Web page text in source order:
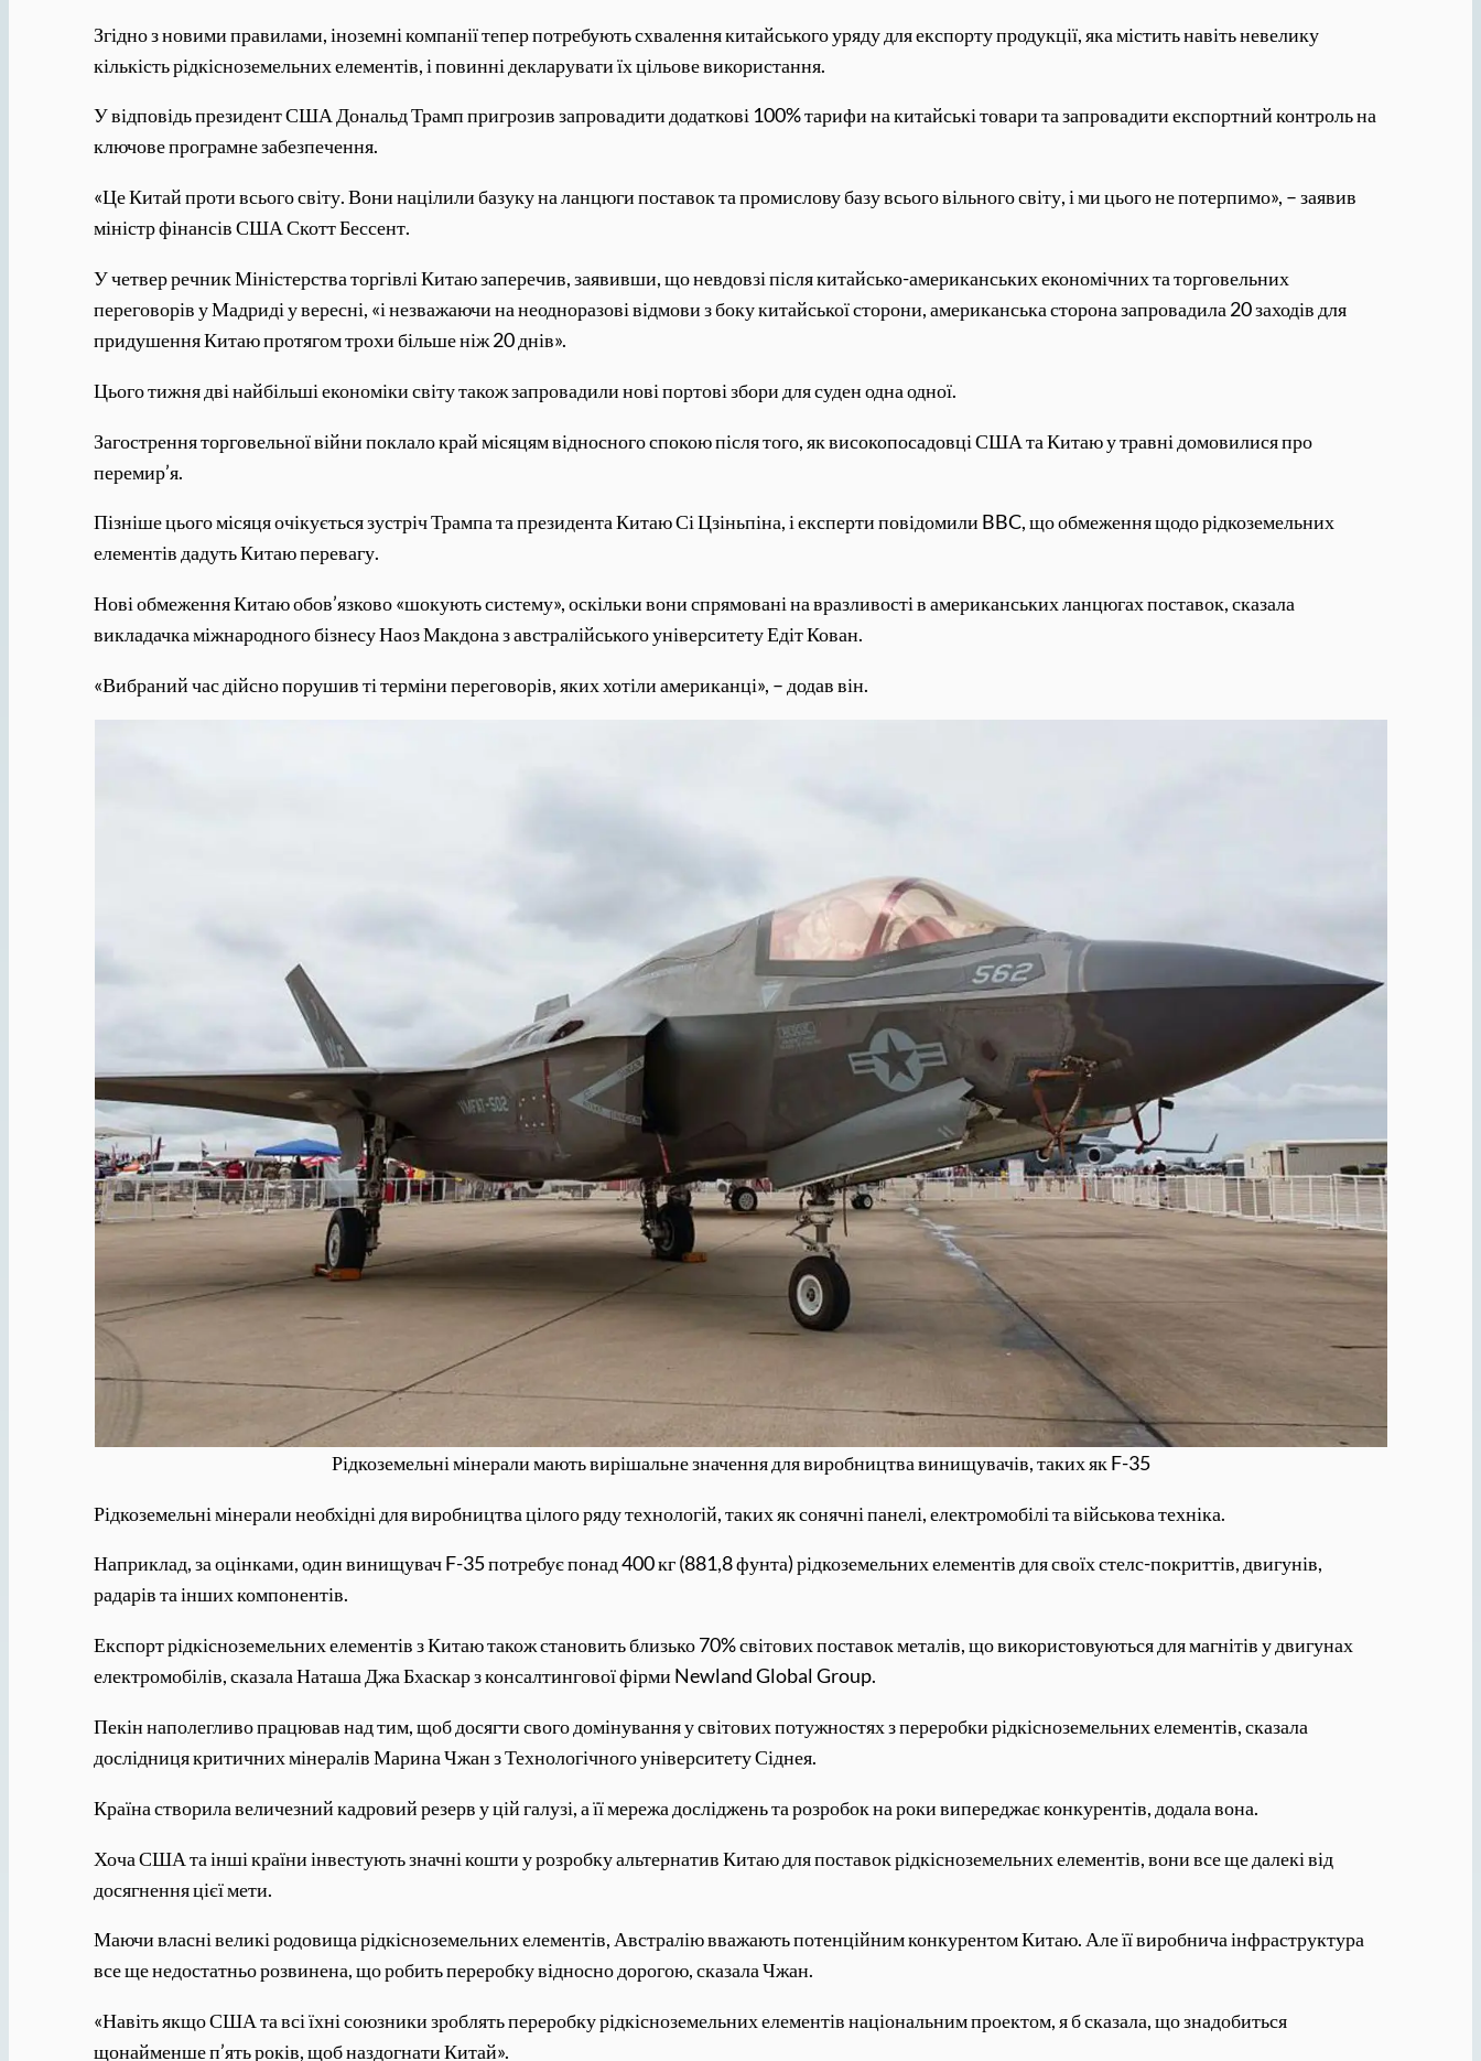
Згідно з новими правилами, іноземні компанії тепер потребують схвалення китайського уряду для експорту продукції, яка містить навіть невелику
кількість рідкісноземельних елементів, і повинні декларувати їх цільове використання.
У відповідь президент США Дональд Трамп пригрозив запровадити додаткові 100% тарифи на китайські товари та запровадити експортний контроль на
ключове програмне забезпечення.
«Це Китай проти всього світу. Вони націлили базуку на ланцюги поставок та промислову базу всього вільного світу, і ми цього не потерпимо», – заявив
міністр фінансів США Скотт Бессент.
У четвер речник Міністерства торгівлі Китаю заперечив, заявивши, що невдовзі після китайсько-американських економічних та торговельних
переговорів у Мадриді у вересні, «і незважаючи на неодноразові відмови з боку китайської сторони, американська сторона запровадила 20 заходів для
придушення Китаю протягом трохи більше ніж 20 днів».
Цього тижня дві найбільші економіки світу також запровадили нові портові збори для суден одна одної.
Загострення торговельної війни поклало край місяцям відносного спокою після того, як високопосадовці США та Китаю у травні домовилися про
перемир’я.
Пізніше цього місяця очікується зустріч Трампа та президента Китаю Сі Цзіньпіна, і експерти повідомили BBC, що обмеження щодо рідкоземельних
елементів дадуть Китаю перевагу.
Нові обмеження Китаю обов’язково «шокують систему», оскільки вони спрямовані на вразливості в американських ланцюгах поставок, сказала
викладачка міжнародного бізнесу Наоз Макдона з австралійського університету Едіт Кован.
«Вибраний час дійсно порушив ті терміни переговорів, яких хотіли американці», – додав він.
Рідкоземельні мінерали мають вирішальне значення для виробництва винищувачів, таких як F-35
Рідкоземельні мінерали необхідні для виробництва цілого ряду технологій, таких як сонячні панелі, електромобілі та військова техніка.
Наприклад, за оцінками, один винищувач F-35 потребує понад 400 кг (881,8 фунта) рідкоземельних елементів для своїх стелс-покриттів, двигунів,
радарів та інших компонентів.
Експорт рідкісноземельних елементів з Китаю також становить близько 70% світових поставок металів, що використовуються для магнітів у двигунах
електромобілів, сказала Наташа Джа Бхаскар з консалтингової фірми Newland Global Group.
Пекін наполегливо працював над тим, щоб досягти свого домінування у світових потужностях з переробки рідкісноземельних елементів, сказала
дослідниця критичних мінералів Марина Чжан з Технологічного університету Сіднея.
Країна створила величезний кадровий резерв у цій галузі, а її мережа досліджень та розробок на роки випереджає конкурентів, додала вона.
Хоча США та інші країни інвестують значні кошти у розробку альтернатив Китаю для поставок рідкісноземельних елементів, вони все ще далекі від
досягнення цієї мети.
Маючи власні великі родовища рідкісноземельних елементів, Австралію вважають потенційним конкурентом Китаю. Але її виробнича інфраструктура
все ще недостатньо розвинена, що робить переробку відносно дорогою, сказала Чжан.
«Навіть якщо США та всі їхні союзники зроблять переробку рідкісноземельних елементів національним проектом, я б сказала, що знадобиться
щонайменше п’ять років, щоб наздогнати Китай».